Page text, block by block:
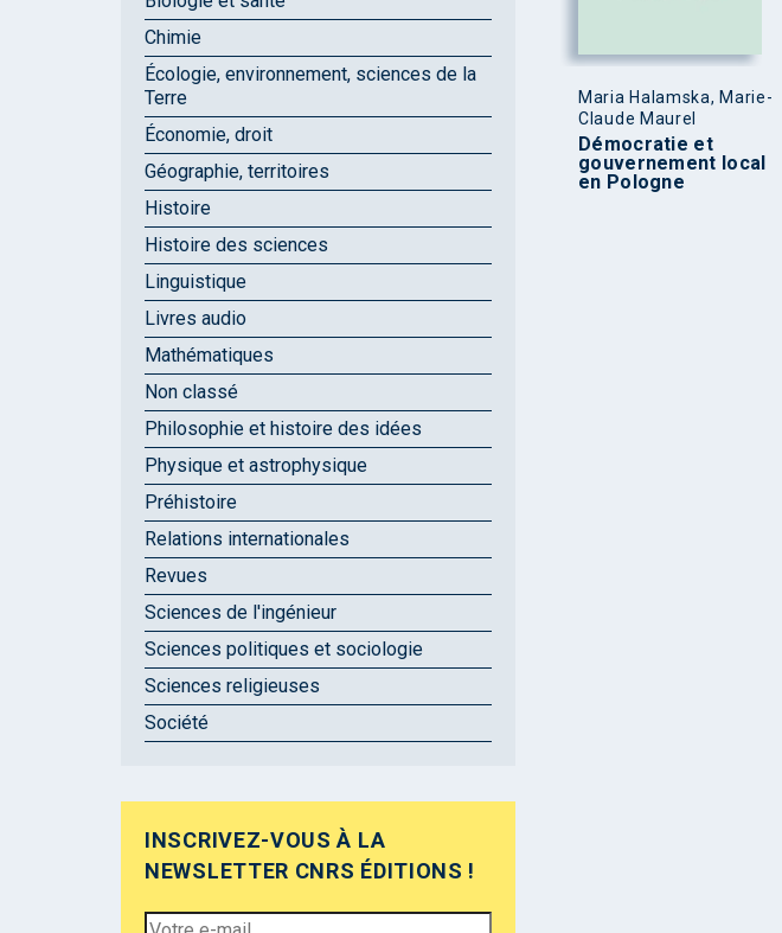
Maria Halamska, Marie-
Claude Maurel
Démocratie et
gouvernement local
en Pologne
Chimie
Écologie, environnement, sciences de la
Terre
Économie, droit
Géographie, territoires
Histoire
Histoire des sciences
Linguistique
Livres audio
Mathématiques
Non classé
Philosophie et histoire des idées
Physique et astrophysique
Préhistoire
Relations internationales
Revues
Sciences de l'ingénieur
Sciences politiques et sociologie
Sciences religieuses
Société
INSCRIVEZ-VOUS À LA
NEWSLETTER CNRS ÉDITIONS !